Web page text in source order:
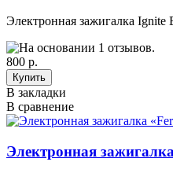
Электронная зажигалка Ignite
800 р.
В закладки
В сравнение
Электронная